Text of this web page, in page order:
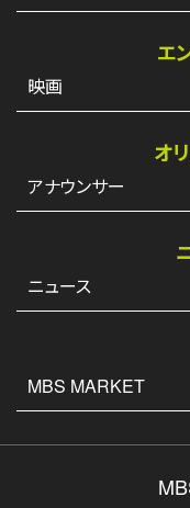
第6話の予告動
エ
映画
オ
アナウンサー
ニュース
MBS MARKET